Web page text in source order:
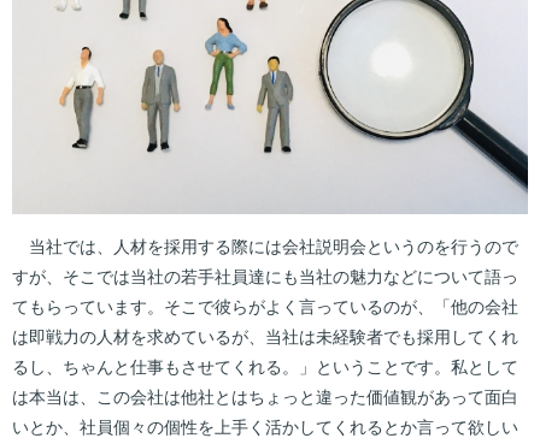
当社では、人材を採用する際には会社説明会というのを行うので
すが、そこでは当社の若手社員達にも当社の魅力などについて語っ
てもらっています。そこで彼らがよく言っているのが、「他の会社
は即戦力の人材を求めているが、当社は未経験者でも採用してくれ
るし、ちゃんと仕事もさせてくれる。」ということです。私として
は本当は、この会社は他社とはちょっと違った価値観があって面白
いとか、社員個々の個性を上手く活かしてくれるとか言って欲しい